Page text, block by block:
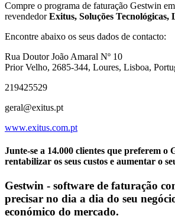
Compre o programa de faturação Gestwin em
revendedorExitus, Soluções Tecnológicas,
Encontre abaixo os seus dados de contacto:
Rua Doutor João Amaral Nº 10
Prior Velho, 2685-344, Loures, Lisboa,
219425529
geral@exitus.pt
www.exitus.com.pt
Junte-se a 14.000 clientes que preferem o
rentabilizar os seus custos e aumentar o
Gestwin - software de faturação
precisar no dia a dia do seu
económico do mercado.